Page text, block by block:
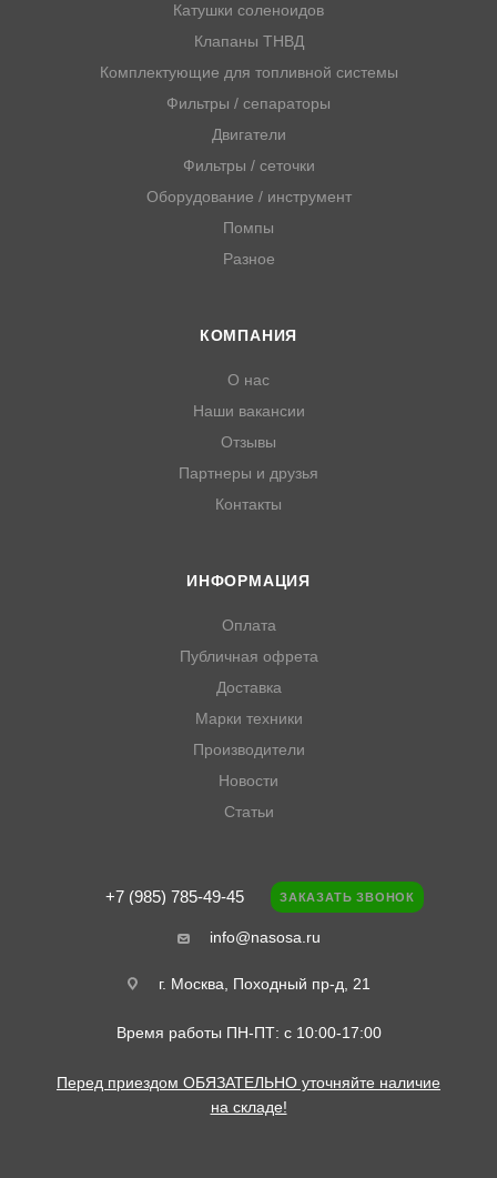
Катушки соленоидов
Клапаны ТНВД
Комплектующие для топливной системы
Фильтры / сепараторы
Двигатели
Фильтры / сеточки
Оборудование / инструмент
Помпы
Разное
КОМПАНИЯ
О нас
Наши вакансии
Отзывы
Партнеры и друзья
Контакты
ИНФОРМАЦИЯ
Оплата
Публичная офрета
Доставка
Марки техники
Производители
Новости
Статьи
+7 (985) 785-49-45 ЗАКАЗАТЬ ЗВОНОК
info@nasosa.ru
г. Москва, Походный пр-д, 21
Время работы ПН-ПТ: с 10:00-17:00
Перед приездом ОБЯЗАТЕЛЬНО уточняйте наличие
на складе!